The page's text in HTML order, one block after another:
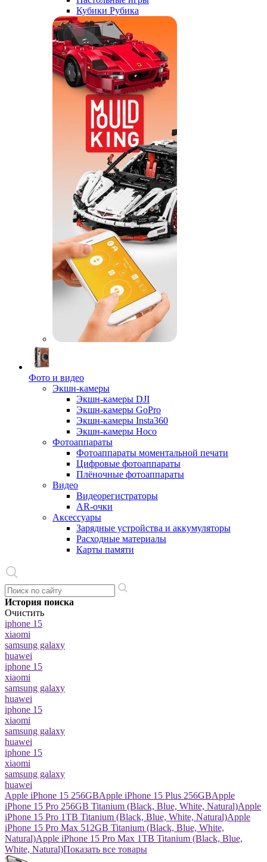
Кубики Рубика
Фото и видео
Экшн-камеры
Экшн-камеры DJI
Экшн-камеры GoPro
Экшн-камеры Insta360
Экшн-камеры Hoco
Фотоаппараты
Фотоаппараты моментальной печати
Цифровые фотоаппараты
Плёночные фотоаппараты
Видео
Видеорегистраторы
AR-очки
Аксессуары
Зарядные устройства и аккумуляторы
Расходные материалы
Карты памяти
История поиска
Очистить
iphone 15
xiaomi
samsung galaxy
huawei
iphone 15
xiaomi
samsung galaxy
huawei
iphone 15
xiaomi
samsung galaxy
huawei
iphone 15
xiaomi
samsung galaxy
huawei
Apple iPhone 15 256GBApple iPhone 15 Plus 256GBApple
iPhone 15 Pro 256GB Titanium (Black, Blue, White, Natural)Apple
iPhone 15 Pro 1TB Titanium (Black, Blue, White, Natural)Apple
iPhone 15 Pro Max 512GB Titanium (Black, Blue, White,
Natural)Apple iPhone 15 Pro Max 1TB Titanium (Black, Blue,
White, Natural)Показать все товары